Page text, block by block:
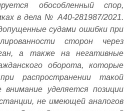
обособленный спор,
в дела № А40-281987/2021.
судами ошибки при
сторон через
а также на негативные
оборота, которые
распространении такой
уделяется позиции
не имеющей аналогов